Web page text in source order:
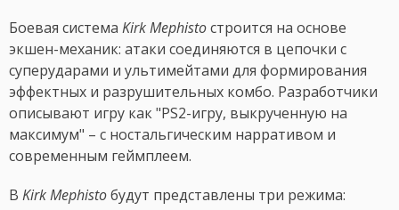
Боевая система Kirk Mephistoстроится на основе
экшен-механик: атаки соединяются в цепочки с
суперударами и ультимейтами для формирования
эффектных и разрушительных комбо. Разработчики
описывают игру как "PS2-игру, выкрученную на
максимум" – с ностальгическим нарративом и
современным геймплеем.
В Kirk Mephistoбудут представлены три режима: